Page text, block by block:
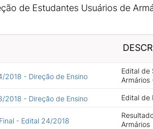
de Estudantes Usuários de
2018 - Direção de Ensino
Edital de
Armários
2018 - Direção de Ensino Edital de
- Edital 24/2018
Armários